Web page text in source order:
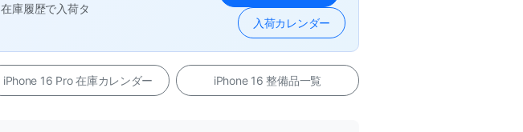
庫履歴で入荷タ
入荷カレンダー
iPhone 16 Pro 在庫カレンダー iPhone 16 整備品一覧